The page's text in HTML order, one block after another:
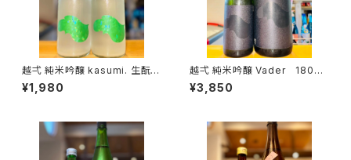
越弌 純米吟醸 kasumi. 生酛
welcome 硝酸還元菌 720ml
１本（株式会社越後鶴亀・新潟県
¥1,980
越弌 純米吟醸 Vader 1800
ml１本（株式会社越後鶴亀・新
潟県新潟市西蒲区竹野町）
¥3,850